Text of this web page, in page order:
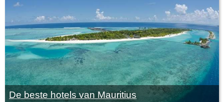
De beste hotels van Mauritius